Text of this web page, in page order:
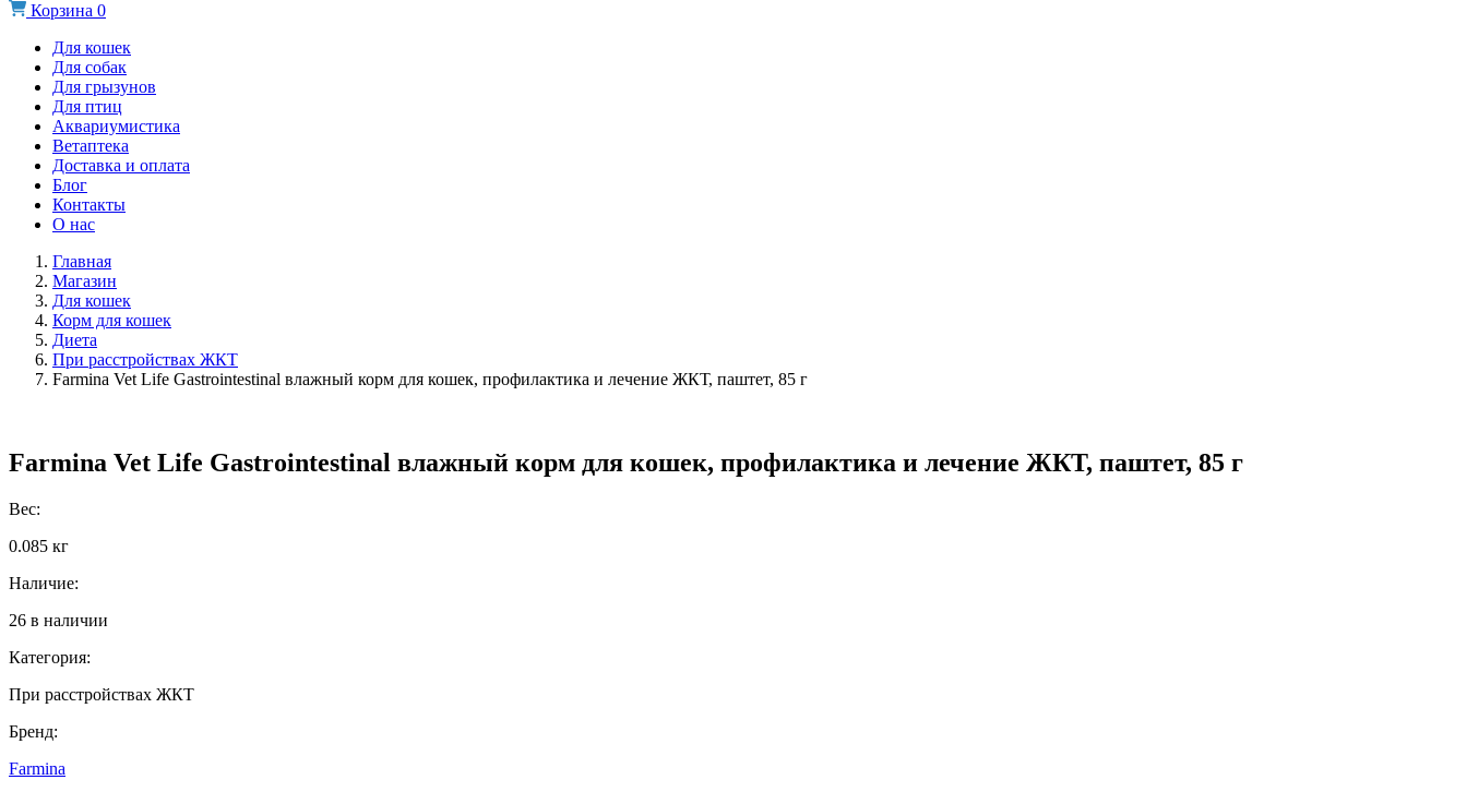
Корзина 0
Для кошек
Для собак
Для грызунов
Для птиц
Аквариумистика
Ветаптека
Доставка и оплата
Блог
Контакты
О нас
Главная
Магазин
Для кошек
Корм для кошек
Диета
При расстройствах ЖКТ
Farmina Vet Life Gastrointestinal влажный корм для кошек, профилактика и лечение ЖКТ, паштет, 85 г
Farmina Vet Life Gastrointestinal влажный корм для кошек, профилактика и лечение ЖКТ, паштет, 85 г
Вес:
0.085 кг
Наличие:
26 в наличии
Категория:
При расстройствах ЖКТ
Бренд:
Farmina